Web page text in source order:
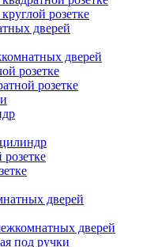
розетке
дверей
дверей
розетке
розетке
дверей
дверей
под ручки